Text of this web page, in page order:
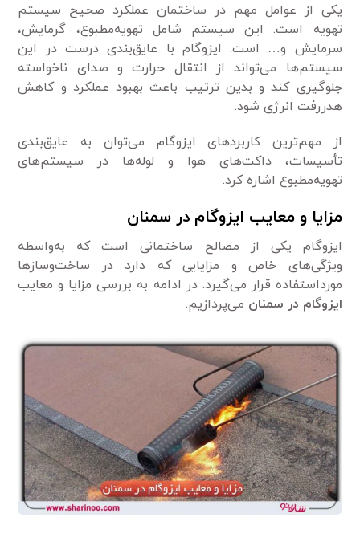
یکی از عوامل مهم در ساختمان عملکرد صحیح سیستم
تهویه است. این سیستم شامل تهویه‌مطبوع، گرمایش،
سرمایش و… است. ایزوگام با عایق‌بندی درست در این
سیستم‌ها می‌تواند از انتقال حرارت و صدای ناخواسته
جلوگیری کند و بدین ترتیب باعث بهبود عملکرد و کاهش
هدررفت انرژی شود.
از مهم‌ترین کاربردهای ایزوگام می‌توان به عایق‌بندی
تأسیسات، داکت‌های هوا و لوله‌ها در سیستم‌های
تهویه‌مطبوع اشاره کرد.
مزایا و معایب ایزوگام در سمنان
ایزوگام یکی از مصالح ساختمانی است که به‌واسطه
ویژگی‌های خاص و مزایایی که دارد در ساخت‌وسازها
مورداستفاده قرار می‌گیرد. در ادامه به بررسی مزایا و معایب
ایزوگام در سمنان می‌پردازیم.